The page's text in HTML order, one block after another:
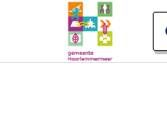
het